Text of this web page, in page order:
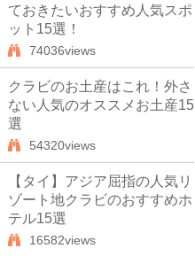
ておきたいおすすめ人気スポ
ット15選！
74036views
クラビのお土産はこれ！外さ
ない人気のオススメお土産15
選
54320views
【タイ】アジア屈指の人気リ
ゾート地クラビのおすすめホ
テル15選
16582views